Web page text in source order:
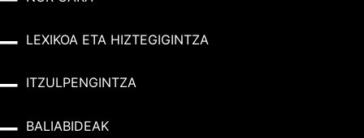
LEXIKOA ETA HIZTEGIGINTZA
ITZULPENGINTZA
BALIABIDEAK